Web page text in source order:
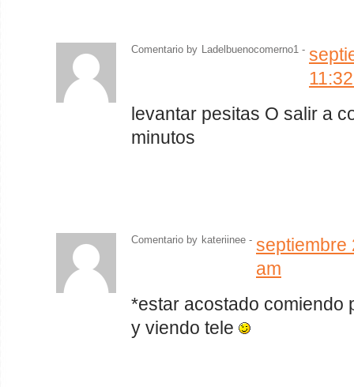
Comentario by Ladelbuenocomerno1 -
levantar pesitas O salir a
minutos
Comentario by kateriinee - septiembre
am
*estar acostado comiendo
y viendo tele